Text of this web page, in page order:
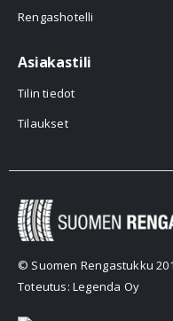
Rengashotelli
Asiakastili
Tilin tiedot
Tilaukset
© Suomen Rengastukku
Toteutus: Legenda Oy